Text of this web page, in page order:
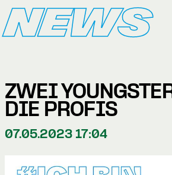
NEWS
ZWEI
DIE PROFIS
07.05.2023 17:04